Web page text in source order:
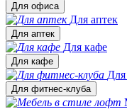
Для офиса
Для аптек
Для аптек
Для кафе
Для кафе
Для фитнес-клуба